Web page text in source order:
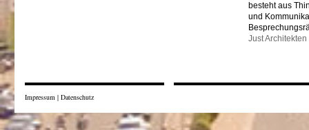
besteht aus
und
Just Architekten
Impressum | Datenschutz